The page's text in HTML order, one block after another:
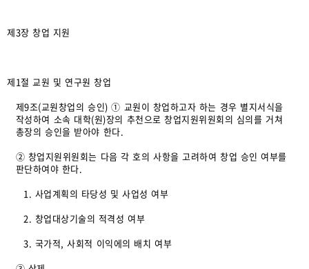
제3장 창업 지원
제1절 교원 및 연구원 창업
제9조(교원창업의 승인) ① 교원이 창업하고자 하는 경우 별지서식을
작성하여 소속 대학(원)장의 추천으로 창업지원위원회의 심의를 거쳐
총장의 승인을 받아야 한다.
② 창업지원위원회는 다음 각 호의 사항을 고려하여 창업 승인 여부를
판단하여야 한다.
1. 사업계획의 타당성 및 사업성 여부
2. 창업대상기술의 적격성 여부
3. 국가적, 사회적 이익에의 배치 여부